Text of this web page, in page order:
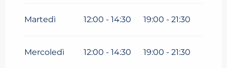
Martedì 12:00 - 14:30 19:00 - 21:30
Mercoledì 12:00 - 14:30 19:00 - 21:30